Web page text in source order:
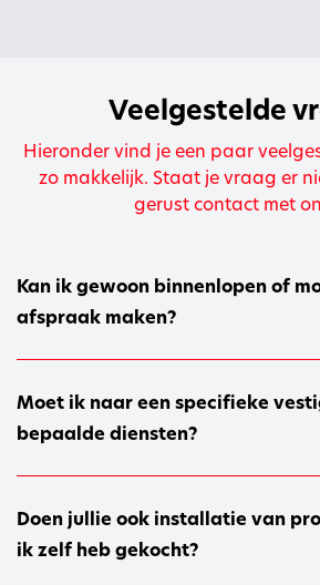
Veelgestelde
Hieronder vind je een paar
zo makkelijk. Staat je vraag er
gerust contact met
Kan ik gewoon binnenlopen of
afspraak maken?
Moet ik naar een specifieke
bepaalde diensten?
Doen jullie ook installatie van
ik zelf heb gekocht?